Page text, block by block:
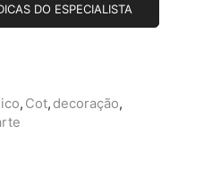
DO ESPECIALISTA
, Cot, decoração,